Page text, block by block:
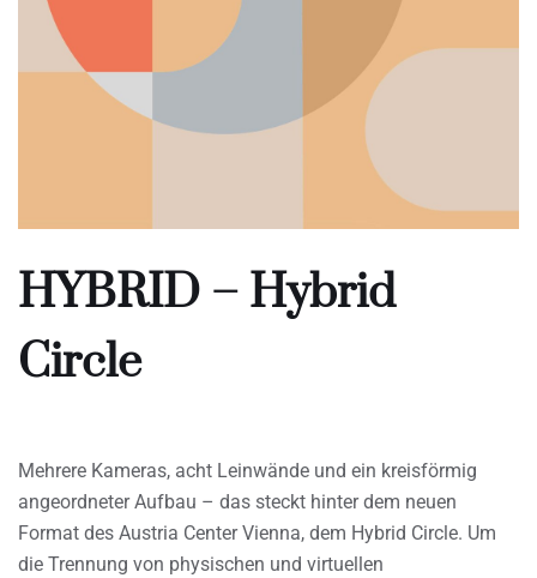
HYBRID – Hybrid
Circle
Mehrere Kameras, acht Leinwände und ein kreisförmig
angeordneter Aufbau – das steckt hinter dem neuen
Format des Austria Center Vienna, dem Hybrid Circle. Um
die Trennung von physischen und virtuellen